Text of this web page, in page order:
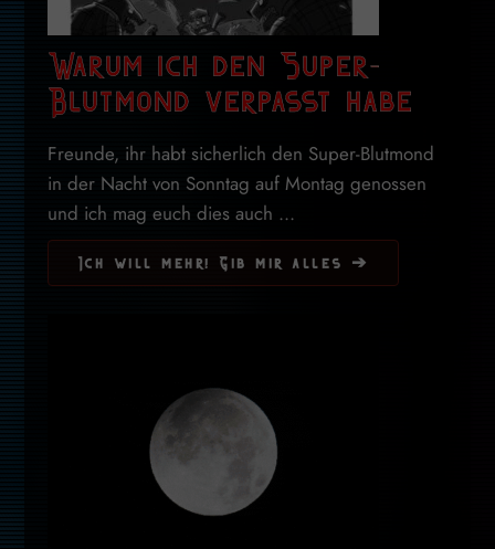
Warum ich den Super-
Blutmond verpasst habe
Freunde, ihr habt sicherlich den Super-Blutmond
in der Nacht von Sonntag auf Montag genossen
und ich mag euch dies auch ...
Ich will mehr! Gib mir alles ➔